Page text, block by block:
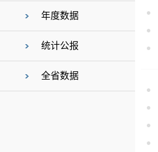
年度数据
统计公报
全省数据